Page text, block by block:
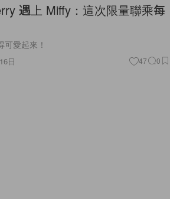
遇上 Miffy：這次限量聯乘每
愛起來！
日 47 0